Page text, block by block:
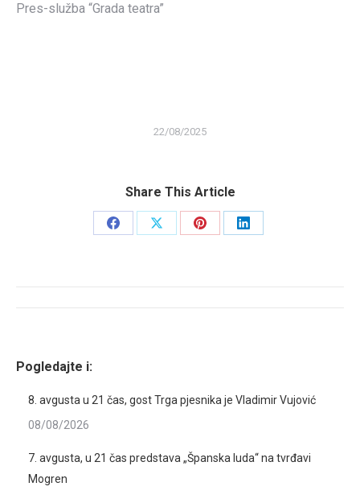
Pres-služba “Grada teatra”
22/08/2025
Share This Article
Share
Share
Share
Share
Pogledajte i:
8. avgusta u 21 čas, gost Trga pjesnika je Vladimir Vujović
08/08/2026
7. avgusta, u 21 čas predstava „Španska luda“ na tvrđavi
Mogren